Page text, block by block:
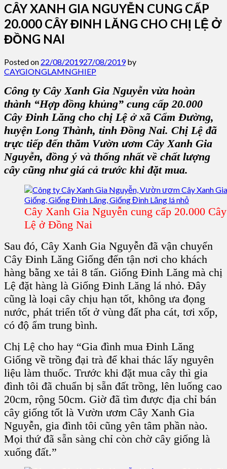
CÂY XANH GIA NGUYỄN CUNG CẤP
20.000 CÂY ĐINH LĂNG CHO CHỊ LỆ Ở
ĐỒNG NAI
Posted on 22/08/201927/08/2019by
CAYGIONGLAMNGHIEP
Công ty Cây Xanh Gia Nguyễn vừa hoàn
thành “Hợp đồng khủng” cung cấp 20.000
Cây Đinh Lăng cho chị Lệ ở xã Cẩm Đường,
huyện Long Thành, tỉnh Đồng Nai. Chị Lệ đã
trực tiếp đến thăm Vườn ươm Cây Xanh Gia
Nguyễn, đồng ý và thống nhất về chất lượng
cây cũng như giá cả trước khi đặt mua.
Cây Xanh Gia Nguyễn cung cấp 20.000
Lệ ở Đồng Nai
Sau đó, Cây Xanh Gia Nguyễn đã vận chuyển
Cây Đinh Lăng Giống đến tận nơi cho khách
hàng bằng xe tải 8 tấn. Giống Đinh Lăng mà chị
Lệ đặt hàng là Giống Đinh Lăng lá nhỏ. Đây
cũng là loại cây chịu hạn tốt, không ưa đọng
nước, phát triển tốt ở vùng đất pha cát, tơi xốp,
có độ ẩm trung bình.
Chị Lệ cho hay “Gia đình mua Đinh Lăng
Giống về trồng đại trà để khai thác lấy nguyên
liệu làm thuốc. Trước khi đặt mua cây thì gia
đình tôi đã chuẩn bị sẵn đất trồng, lên luống cao
20cm, rộng 50cm. Giờ đã tìm được địa chỉ bán
cây giống tốt là Vườn ươm Cây Xanh Gia
Nguyễn, gia đình tôi cũng yên tâm phần nào.
Mọi thứ đã sẵn sàng chỉ còn chờ cây giống là
xuống đất.”